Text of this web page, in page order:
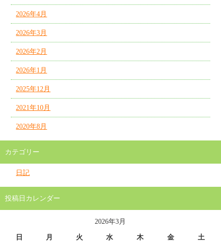
2026年4月
2026年3月
2026年2月
2026年1月
2025年12月
2021年10月
2020年8月
カテゴリー
日記
投稿日カレンダー
2026年3月
日 月 火 水 木 金 土